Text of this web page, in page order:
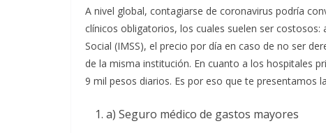
A nivel global, contagiarse de coronavirus podría
clínicos obligatorios, los cuales suelen ser
Social (IMSS), el precio por día en caso de no ser
de la misma institución. En cuanto a los hospitales
9 mil pesos diarios. Es por eso que te presentamos
a) Seguro médico de gastos mayores